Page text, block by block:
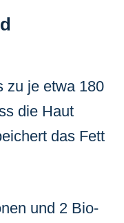
zu je etwa 180
die Haut
das Fett
und 2 Bio-